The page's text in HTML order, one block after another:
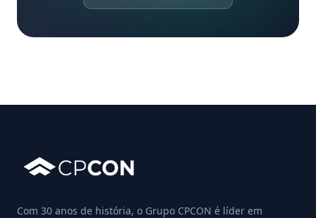
Com 30 anos de história, o Grupo CPCON é líder em